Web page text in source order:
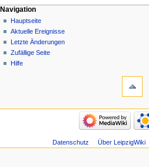
i
t
u
e
r
b
e
i
t
u
z
Navigation
Hauptseite
Aktuelle Ereignisse
Letzte Änderungen
Zufällige Seite
Hilfe
Datenschutz Über LeipzigWiki